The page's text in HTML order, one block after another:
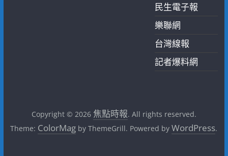
民生電子報
樂聯網
台灣線報
記者爆料網
Copyright © 2026 焦點時報. All rights reserved.
Theme: ColorMag by ThemeGrill. Powered byWordPress.